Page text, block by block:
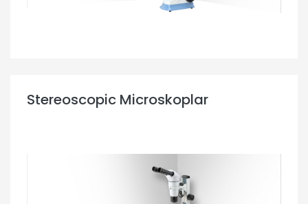
Stereoscopic Microskoplar